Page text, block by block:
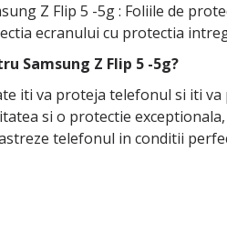
Z Flip 5 -5g : Foliile de
ecranului cu protectia
Samsung Z Flip 5 -5g?
iti va proteja telefonul si iti
si o protectie
telefonul in conditii